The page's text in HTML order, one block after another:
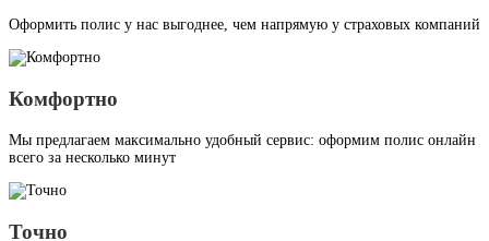
Оформить полис у нас выгоднее, чем напрямую у страховых компаний
Комфортно
Мы предлагаем максимально удобный сервис: оформим полис онлайн
всего за несколько минут
Точно